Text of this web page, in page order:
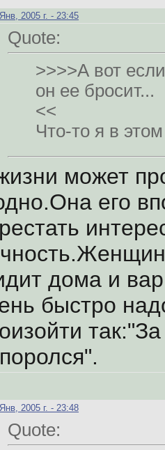
2005 г. - 23:45
Quote:
>>>>А вот
он ее бросит...
<<
Что-то я в
может
его
дома и
быстро
2005 г. - 23:48
Quote: